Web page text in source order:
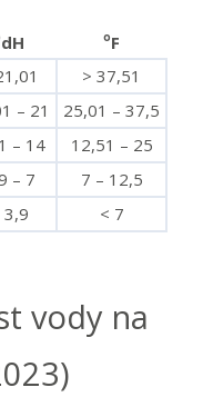
dH oF
> 37,51
– 21
25,01 – 37,5
– 14
12,51 – 25
– 7
7 – 12,5
3,9 < 7
vody na